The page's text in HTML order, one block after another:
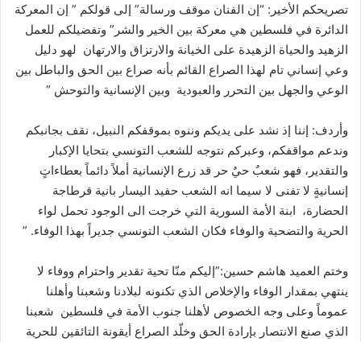
تصريحكم الأخير: “إن الفنان موقف ورسالة” إلى قولكم ” إن المعركة
الدائرة في فلسطين هي معركة بين الخير والشر” وتفضيلكم للعمل
الزهيد والحياة الزهيدة على الخيانة والارتزاق والارتهان لهو دليل
وعي إنساني تام لهذا الصراع القائم بأنه صراع بين الحق والباطل بين
الوعي والجهل بين التحرر والعبودية وبين الإنسانية والتوحش ”
وأردف: إننا إذ نشد على يديكم وننوه بموقفكم النبيل، نقف بجانبكم
وندعم مواقفكم، وعبركم نتوجه للشعب التونسي بتحايا الإكبار
والتقدير، فهو شعبٌ حيٌ حر قد زرع الإنسانية أملاً دائماً بعطاءاتٍ
إنسانيةٍ لا تفنى لا سيما انه الشعب حفيد اليسار بانية قرطاجة
الحضارة، ابنة الأمة السورية التي خرجت الى الوجود تحمل لواء
الحرية والتضحية والوفاء فكان الشعب التونسي جديراً بهذا الوفاء. ”
وختم العميد هاشم حسين:”إليكم منّا تحية تقدير واحترام ووفاء لا
ينتهي بمقدار الوفاء والإخلاص الذي تكنونه لبلادنا وشعبنا وأهلنا
عموماً وعلى وجه الخصوص لأهلنا جنوب الأمة في فلسطين شعبنا
الذي صنع الانتصار بإرادة الحق وخلّد الصراع أيقونة التائقين للحرية